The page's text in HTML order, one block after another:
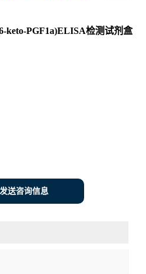
keto-PGF1a)ELISA检测试剂盒
发送咨询信息